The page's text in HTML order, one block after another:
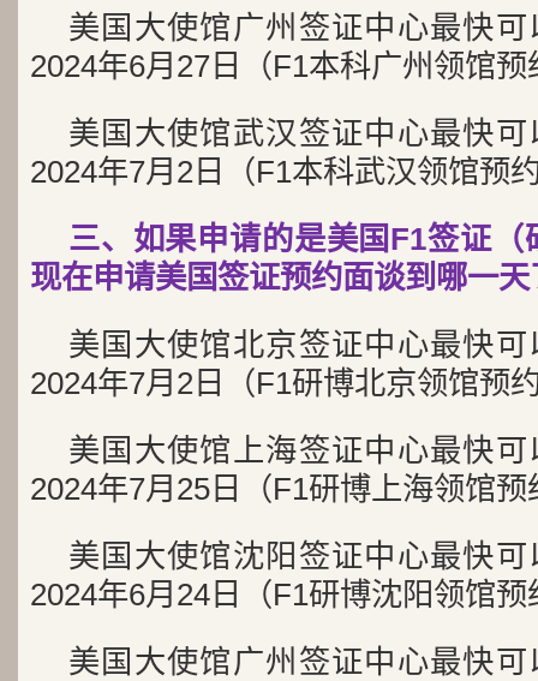
美国大使馆广州签证中心最快
2024年6月27日（F1本科广州领馆
美国大使馆武汉签证中心最快
2024年7月2日（F1本科武汉领馆预
三、如果申请的是美国F1签证
现在申请美国签证预约面谈到哪一天
美国大使馆北京签证中心最快
2024年7月2日（F1研博北京领馆预
美国大使馆上海签证中心最快
2024年7月25日（F1研博上海领馆
美国大使馆沈阳签证中心最快
2024年6月24日（F1研博沈阳领馆
美国大使馆广州签证中心最快